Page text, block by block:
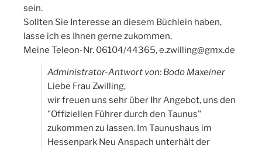
sein.
Sollten Sie Interesse an diesem Büchlein haben,
lasse ich es Ihnen gerne zukommen.
Meine Teleon-Nr. 06104/44365, e.zwilling@gmx.de
Administrator-Antwort von: Bodo Maxeiner
Liebe Frau Zwilling,
wir freuen uns sehr über Ihr Angebot, uns den
"Offiziellen Führer durch den Taunus"
zukommen zu lassen. Im Taunushaus im
Hessenpark Neu Anspach unterhält der